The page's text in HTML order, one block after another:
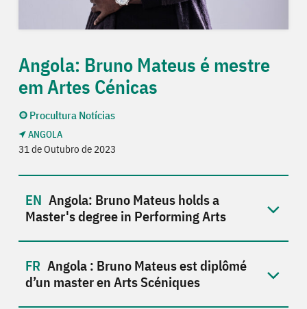
Angola: Bruno Mateus é mestre
em Artes Cénicas
Procultura Notícias
ANGOLA
31 de Outubro de 2023
Angola: Bruno Mateus holds a
Master's degree in Performing Arts
Angola : Bruno Mateus est diplômé
d’un master en Arts Scéniques